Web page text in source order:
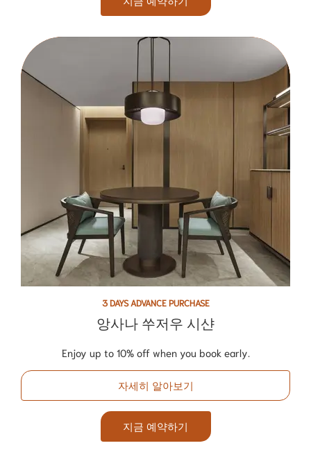
3 DAYS ADVANCE PURCHASE
앙사나 쑤저우 시샨
Enjoy up to 10% off when you book early.
자세히 알아보기
지금 예약하기